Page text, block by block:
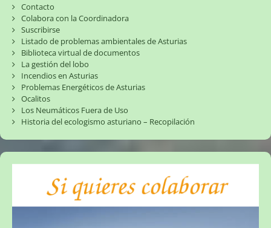
Contacto
Colabora con la Coordinadora
Suscribirse
Listado de problemas ambientales de Asturias
Biblioteca virtual de documentos
La gestión del lobo
Incendios en Asturias
Problemas Energéticos de Asturias
Ocalitos
Los Neumáticos Fuera de Uso
Historia del ecologismo asturiano – Recopilación